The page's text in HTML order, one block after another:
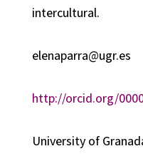
intercultural.
elenaparra@ugr.es
http://orcid.org/
University of